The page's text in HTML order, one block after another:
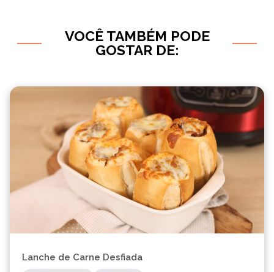
VOCÊ TAMBÉM PODE
GOSTAR DE:
Lanche de Carne Desfiada